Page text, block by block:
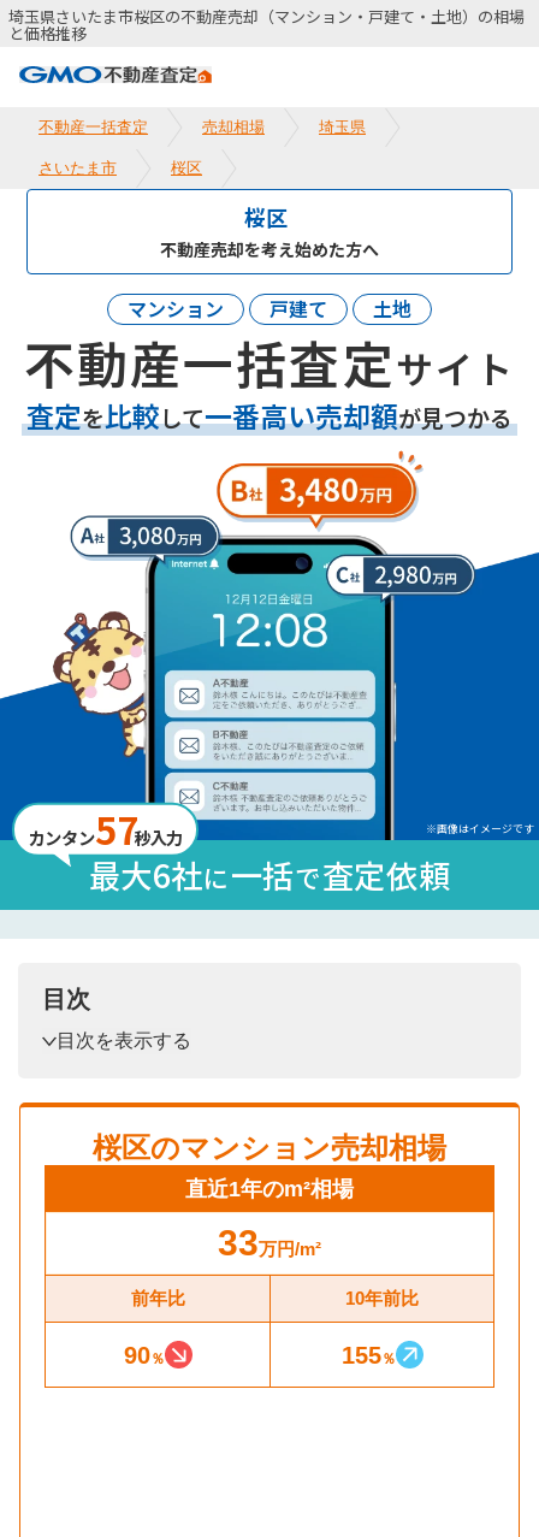
埼玉県さいたま市桜区の不動産売却（マンション・戸建て・土地）の相場
と価格推移
不動産一括査定 売却相場 埼玉県
さいたま市 桜区
桜区
不動産売却を考え始めた方へ
マンション 戸建て 土地
不動産一括査定サイト
査定を比較して一番高い売却額が見つかる
※画像はイメージです
カンタン57秒入力
最大6社に一括で査定依頼
目次
目次を表示する
桜区のマンション売却相場
直近1年のm²相場
33万円/m²
前年比 10年前比
90％ 155％